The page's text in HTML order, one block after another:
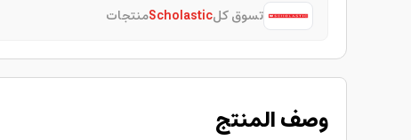
تسوق كلScholasticمنتجات
وصف المنتج